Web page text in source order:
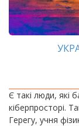
Є такі люди, які
кіберпросторі.
Герегу, учня